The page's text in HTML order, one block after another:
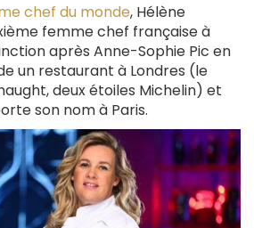
chef du monde, Hélène
femme chef française à
après Anne-Sophie Pic en
un restaurant à Londres (le
deux étoiles Michelin) et
son nom à Paris.